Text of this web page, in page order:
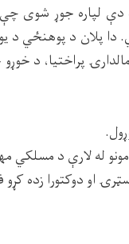
دې لپاره جوړ شوی
دا پلان د پوهنځي
پراختیا، د
له لارې د مسلکي